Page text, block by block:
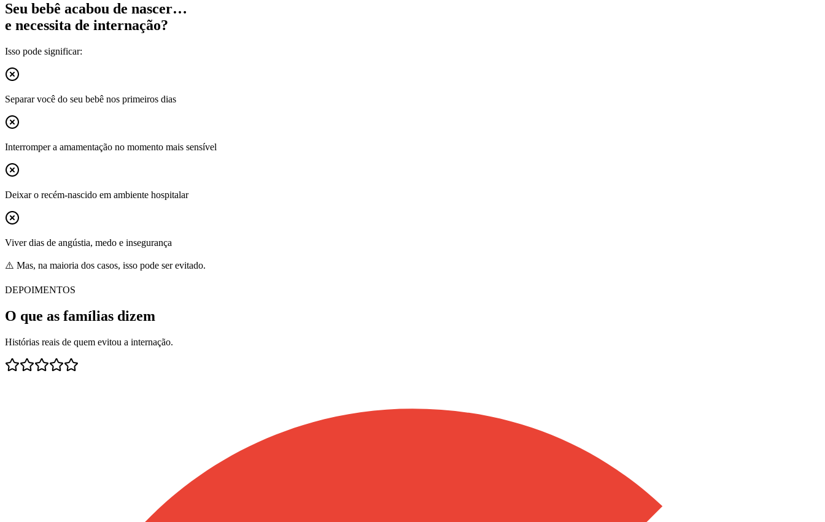
Seu bebê acabou de nascer…
e necessita de internação?
Isso pode significar:
Separar você do seu bebê nos primeiros dias
Interromper a amamentação no momento mais sensível
Deixar o recém-nascido em ambiente hospitalar
Viver dias de angústia, medo e insegurança
⚠️ Mas, na maioria dos casos, isso pode ser evitado.
DEPOIMENTOS
O que as famílias dizem
Histórias reais de quem evitou a internação.